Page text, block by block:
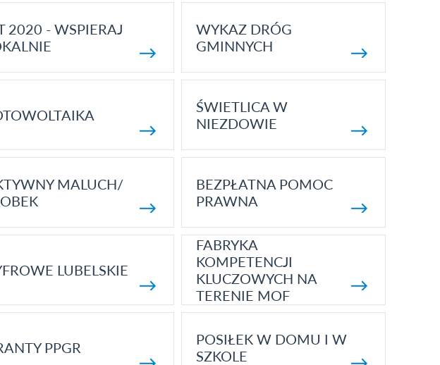
2020 - WSPIERAJ
WYKAZ DRÓG
GMINNYCH
ŚWIETLICA W
NIEZDOWIE
MALUCH/
BEZPŁATNA POMOC
PRAWNA
LUBELSKIE
FABRYKA
KOMPETENCJI
KLUCZOWYCH NA
TERENIE MOF
PPGR
POSIŁEK W DOMU I W
SZKOLE